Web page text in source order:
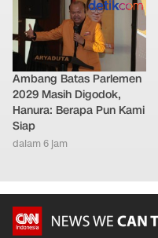
Ambang Batas Parlemen
2029 Masih Digodok,
Hanura: Berapa Pun Kami
Siap
dalam 6 jam